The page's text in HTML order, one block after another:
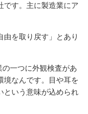
です。主に製造業にア
を取り戻す」とあり
一つに外観検査があ
境なんです。目や耳を
という意味が込められ